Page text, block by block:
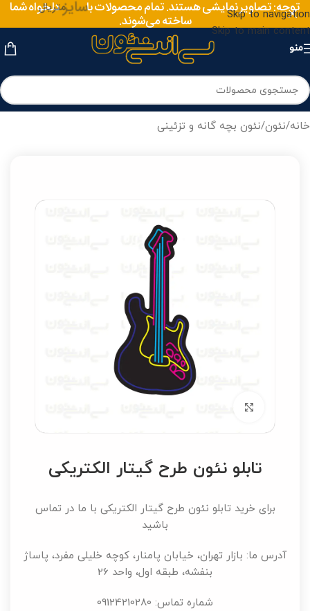
Skip to navigation
Skip to main content
توجه: تصاویر نمایشی هستند. تمام محصولات باسایزمتریال
دلخواه شما
ساخته می‌شوند.
منو
خانه/نئون/نئون بچه گانه و تزئینی
تابلو نئون طرح گیتار الکتریکی
برای خرید تابلو نئون طرح گیتار الکتریکی با ما در تماس
باشید
آدرس ما: بازار تهران، خیابان پامنار، کوچه خلیلی مفرد، پاساژ
بنفشه، طبقه اول، واحد 26
شماره تماس: 09124210280